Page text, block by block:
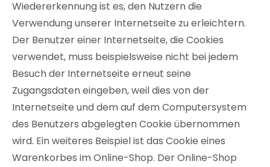
Wiedererkennung ist es, den Nutzern die
Verwendung unserer Internetseite zu erleichtern.
Der Benutzer einer Internetseite, die Cookies
verwendet, muss beispielsweise nicht bei jedem
Besuch der Internetseite erneut seine
Zugangsdaten eingeben, weil dies von der
Internetseite und dem auf dem Computersystem
des Benutzers abgelegten Cookie übernommen
wird. Ein weiteres Beispiel ist das Cookie eines
Warenkorbes im Online-Shop. Der Online-Shop